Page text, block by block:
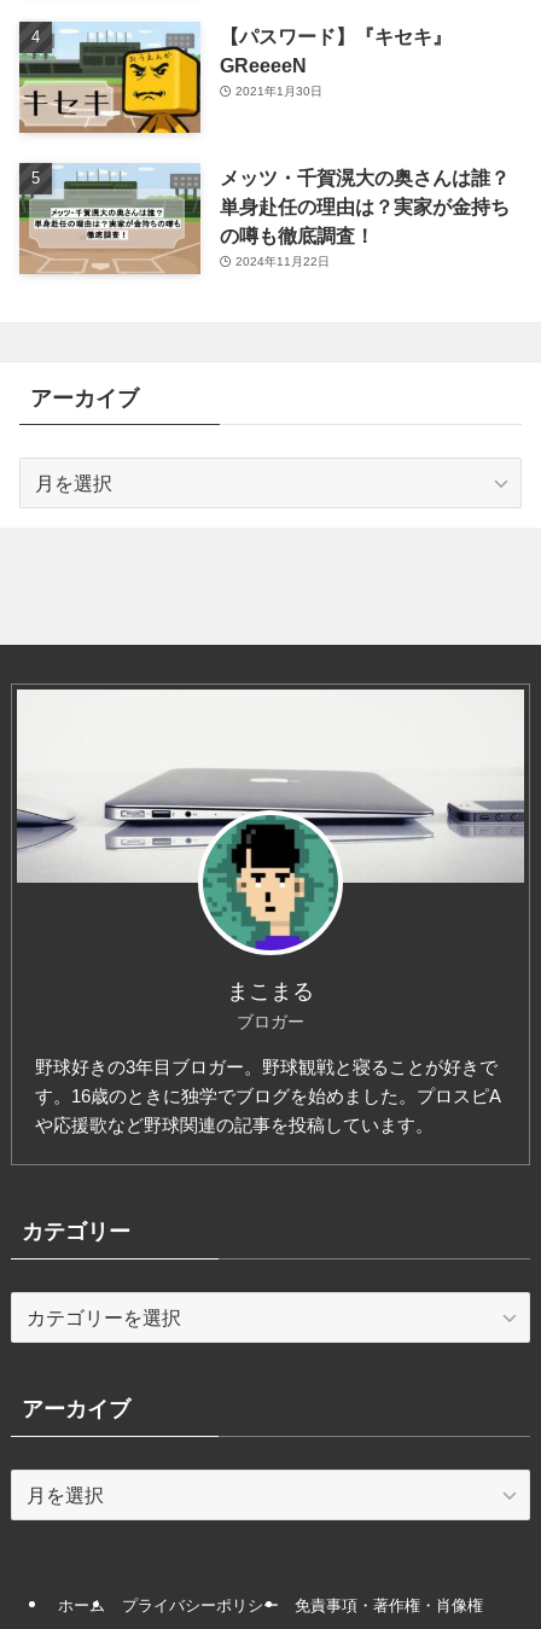
【パスワード】『キセキ』
GReeeeN
2021年1月30日
メッツ・千賀滉大の奥さんは誰？
単身赴任の理由は？実家が金持ち
の噂も徹底調査！
2024年11月22日
アーカイブ
まこまる
ブロガー
野球好きの3年目ブロガー。野球観戦と寝ることが好きで
す。16歳のときに独学でブログを始めました。プロスピA
や応援歌など野球関連の記事を投稿しています。
カテゴリー
テ
リ
ー
アーカイブ
ー
ホーム プライバシーポリシー 免責事項・著作権・肖像権